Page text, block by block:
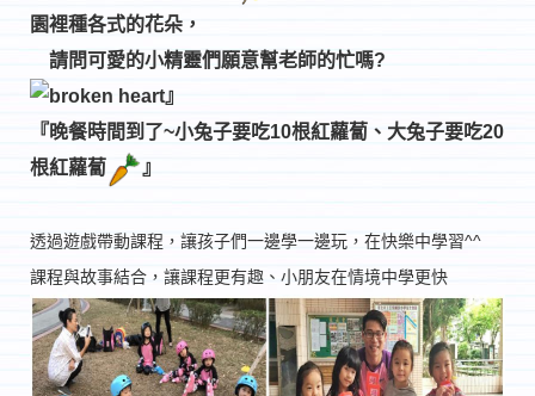
園裡種各式的花朵，
請問可愛的小精靈們願意幫老師的忙嗎?
』
『晚餐時間到了~小兔子要吃10根紅蘿蔔、大兔子要吃20
根紅蘿蔔
』
透過遊戲帶動課程，讓孩子們一邊學一邊玩， 在快樂中學習^^
課程與故事結合，讓課程更有趣、小朋友在情境中學更快